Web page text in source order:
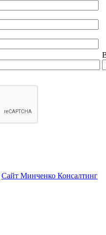
Сайт Минченко Консалтинг